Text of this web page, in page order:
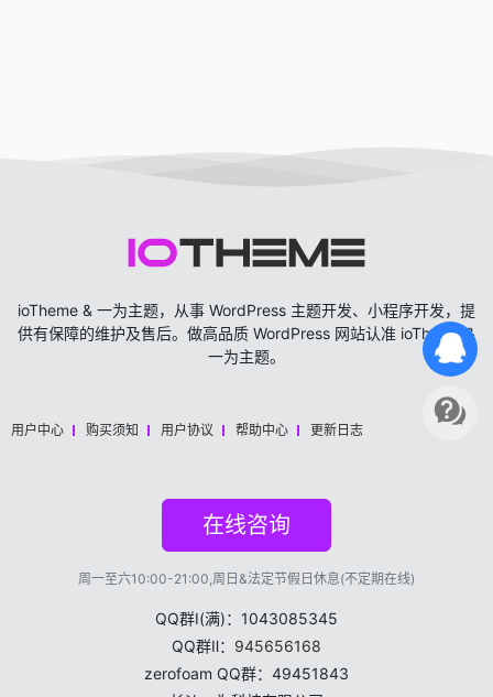
ioTheme & 一为主题，从事 WordPress 主题开发、小程序开发，提
供有保障的维护及售后。做高品质 WordPress 网站认准 ioTheme &
一为主题。
用户中心 购买须知 用户协议 帮助中心 更新日志
在线咨询
周一至六10:00-21:00,周日&法定节假日休息(不定期在线)
QQ群Ⅰ(满)：1043085345
QQ群Ⅱ： 945656168
zerofoam QQ群：49451843